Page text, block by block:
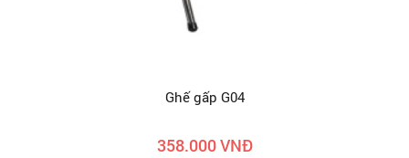
Ghế gấp G04
358.000 VNĐ